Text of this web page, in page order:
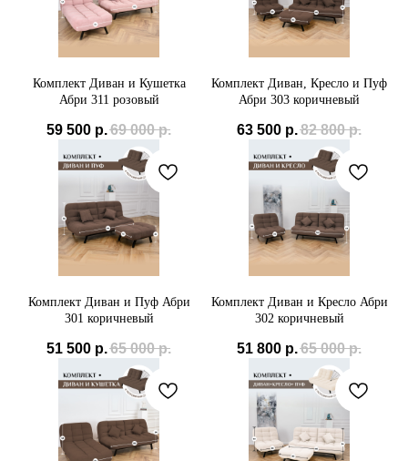
Комплект Диван и Кушетка
Абри 311 розовый
59 500 р.69 000 р.
Комплект Диван, Кресло и Пуф
Абри 303 коричневый
63 500 р.82 800 р.
Комплект Диван и Пуф Абри
301 коричневый
51 500 р.65 000 р.
Комплект Диван и Кресло Абри
302 коричневый
51 800 р.65 000 р.
оплате: